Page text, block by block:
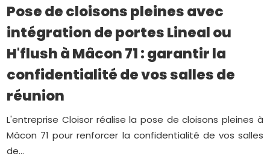
Pose de cloisons pleines avec
intégration de portes Lineal ou
H'flush à Mâcon 71 : garantir la
confidentialité de vos salles de
réunion
L'entreprise Cloisor réalise la pose de cloisons pleines à
Mâcon 71 pour renforcer la confidentialité de vos salles
de...